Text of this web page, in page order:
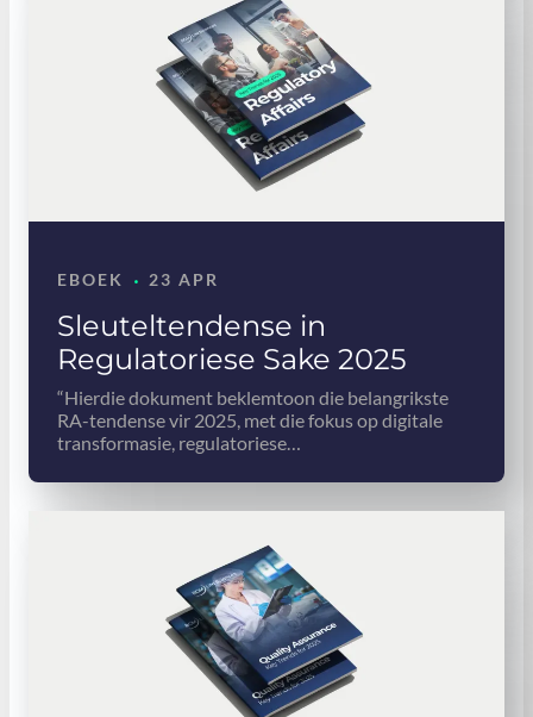
Sleuteltendense in
Regulatoriese Sake 2025
EBOEK · 23 APR
“Hierdie dokument beklemtoon die belangrikste
RA-tendense vir 2025, met die fokus op digitale
transformasie, regulatoriese…